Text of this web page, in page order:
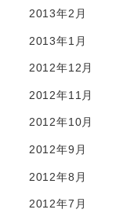
2013年2月
2013年1月
2012年12月
2012年11月
2012年10月
2012年9月
2012年8月
2012年7月